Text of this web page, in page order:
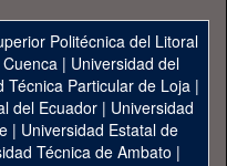
Politécnica del Litoral
| Universidad del
Técnica Particular de Loja|
del Ecuador| Universidad
| Universidad Estatal de
Técnica de Ambato |